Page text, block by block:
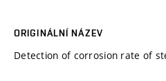
ORIGINÁLNÍ NÁZEV
Detection of corrosion rate of